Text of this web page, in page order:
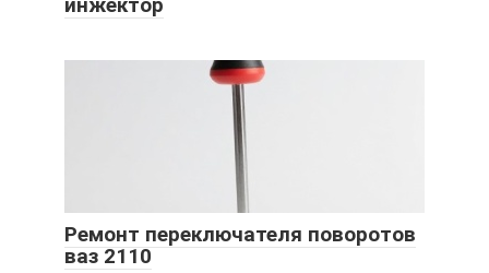
Ремонт переключателя поворотов
ваз 2110